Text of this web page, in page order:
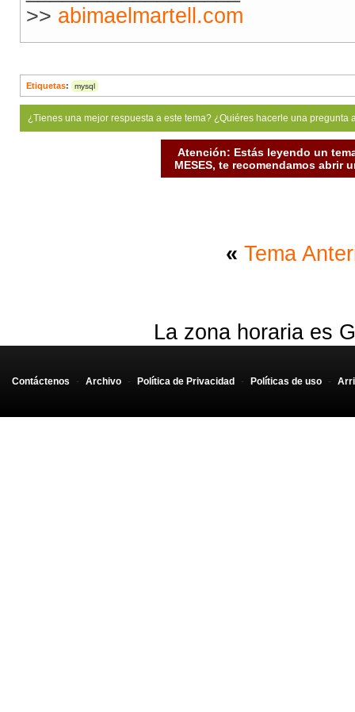
>> abimaelmartell.com
Etiquetas: mysql
¿Tienes una mejor respuesta a este tema? ¿Quiéres hacerle una
Atención: Estás leyendo un
MESES, te recomendamos abrir
« Tema
La zona horaria es
Contáctenos - Archivo - Política de Privacidad - Políticas de uso -